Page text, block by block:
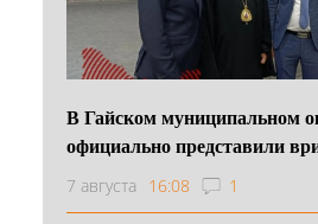
В Гайском муниципальном
официально представили
7 августа 16:08 1